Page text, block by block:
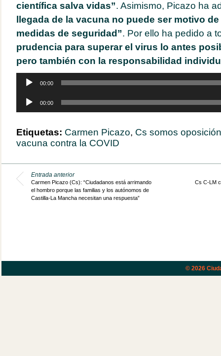
científica salva vidas”. Asimismo, Picazo ha
llegada de la vacuna no puede ser motivo
medidas de seguridad”. Por ello ha pedido a
prudencia para superar el virus lo antes
pero también con la responsabilidad
Reproductor
00:00
Reproductor
audio
00:00
Etiquetas: Carmen Picazo, Cs somos
vacuna contra la COVID
Entrada anterior
Carmen Picazo (Cs): “Ciudadanos está arrimando
el hombro porque las familias y los autónomos de
Castilla-La Mancha necesitan una respuesta”
Cs C-LM
© 2026